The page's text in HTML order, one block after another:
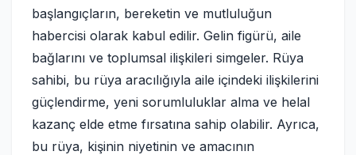
başlangıçların, bereketin ve mutluluğun
habercisi olarak kabul edilir. Gelin figürü, aile
bağlarını ve toplumsal ilişkileri simgeler. Rüya
sahibi, bu rüya aracılığıyla aile içindeki ilişkilerini
güçlendirme, yeni sorumluluklar alma ve helal
kazanç elde etme fırsatına sahip olabilir. Ayrıca,
bu rüya, kişinin niyetinin ve amacının